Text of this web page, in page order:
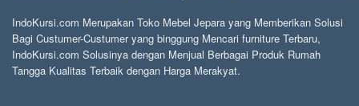
IndoKursi.com Merupakan Toko Mebel Jepara yang Memberikan Solusi
Bagi Custumer-Custumer yang binggung Mencari furniture Terbaru,
IndoKursi.com Solusinya dengan Menjual Berbagai Produk Rumah
Tangga Kualitas Terbaik dengan Harga Merakyat.